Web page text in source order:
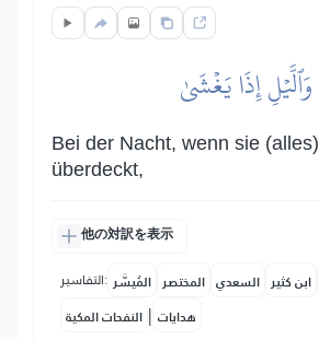
وَٱلَّيۡلِ إِذَا يَغۡشَىٰ
Bei der Nacht, wenn sie (alles)
überdeckt,
他の対訳を表示
التفاسير: المُيسَّر المختصر السعدي ابن كثير
النفحات المكية | هدايات